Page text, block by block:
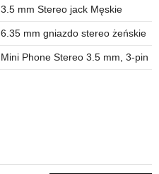
3.5 mm Stereo jack Męskie
6.35 mm gniazdo stereo żeńskie
Mini Phone Stereo 3.5 mm, 3-pin